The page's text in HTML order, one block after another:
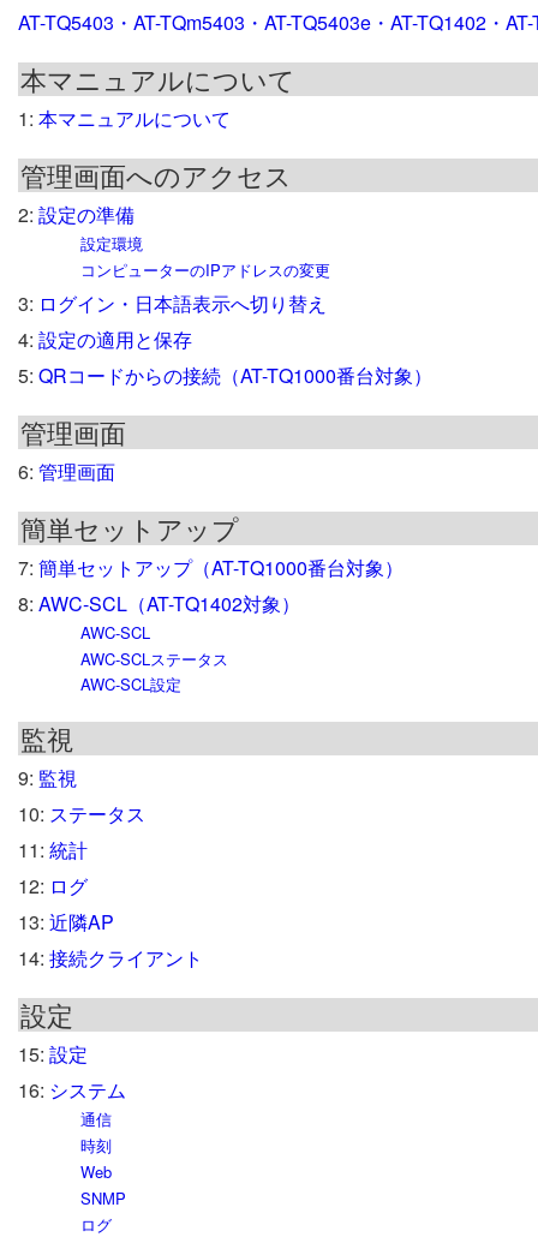
AT-TQ5403・AT-TQm5403・AT-TQ5403e・AT-TQ1402・
本マニュアルについて
1: 本マニュアルについて
管理画面へのアクセス
2: 設定の準備
設定環境
コンピューターのIPアドレスの変更
3: ログイン・日本語表示へ切り替え
4: 設定の適用と保存
5: QRコードからの接続（AT-TQ1000番台対象）
管理画面
6: 管理画面
簡単セットアップ
7: 簡単セットアップ（AT-TQ1000番台対象）
8: AWC-SCL（AT-TQ1402対象）
AWC-SCL
AWC-SCLステータス
AWC-SCL設定
監視
9: 監視
10: ステータス
11: 統計
12: ログ
13: 近隣AP
14: 接続クライアント
設定
15: 設定
16: システム
通信
時刻
Web
SNMP
ログ